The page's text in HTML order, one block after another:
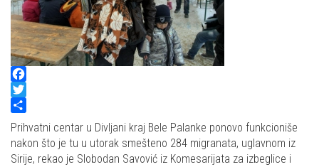
Facebook
Twitter
Share
Prihvatni centar u Divljani kraj Bele Palanke ponovo funkcioniše
nakon što je tu u utorak smešteno 284 migranata, uglavnom iz
Sirije, rekao je Slobodan Savović iz Komesarijata za izbeglice i